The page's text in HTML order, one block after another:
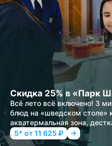
Скидка 25% в «Парк
Всё лето всё включено! 3
блюд на «шведском столе»
акватермальная зона,
5* от 11 625 ₽